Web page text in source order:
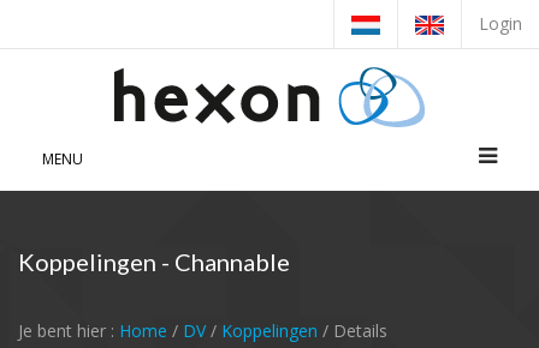
Login
MENU
Koppelingen - Channable
Je bent hier : Home / DV/ Koppelingen / Details